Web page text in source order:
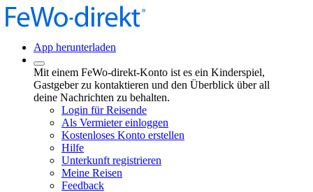
App herunterladen
Mit einem FeWo-direkt-Konto ist es ein Kinderspiel,
Gastgeber zu kontaktieren und den Überblick über all
deine Nachrichten zu behalten.
Login für Reisende
Als Vermieter einloggen
Kostenloses Konto erstellen
Hilfe
Unterkunft registrieren
Meine Reisen
Feedback